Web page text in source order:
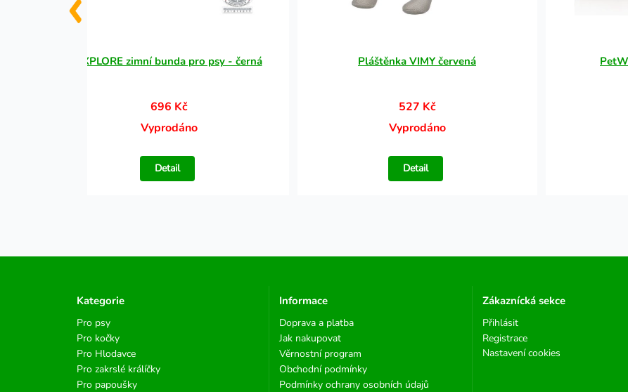
EXPLORE zimní bunda pro psy - černá
696 Kč
Vyprodáno
Detail
Pláštěnka VIMY červená
527 Kč
Vyprodáno
Detail
Kategorie
Pro psy
Pro kočky
Pro Hlodavce
Pro zakrslé králíčky
Pro papoušky
Informace
Doprava a platba
Jak nakupovat
Věrnostní program
Obchodní podmínky
Podmínky ochrany osobních údajů
Zákaznícká sekce
Přihlásit
Registrace
Nastavení cookies